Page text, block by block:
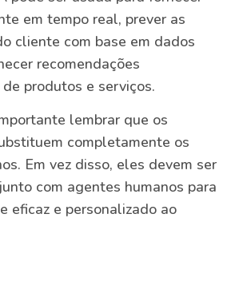
em tempo real, prever as
cliente com base em dados
recomendações
produtos e serviços.
lembrar que os
completamente os
Em vez disso, eles devem ser
com agentes humanos para
eficaz e personalizado ao